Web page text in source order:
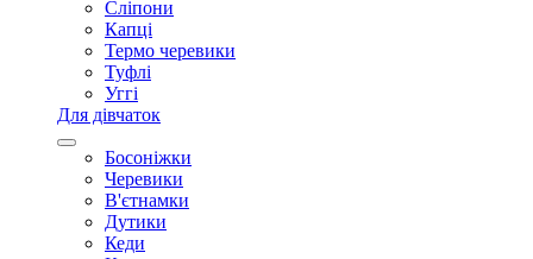
Сліпони
Капці
Термо черевики
Туфлі
Уггі
Для дівчаток
Босоніжки
Черевики
В'єтнамки
Дутики
Кеди